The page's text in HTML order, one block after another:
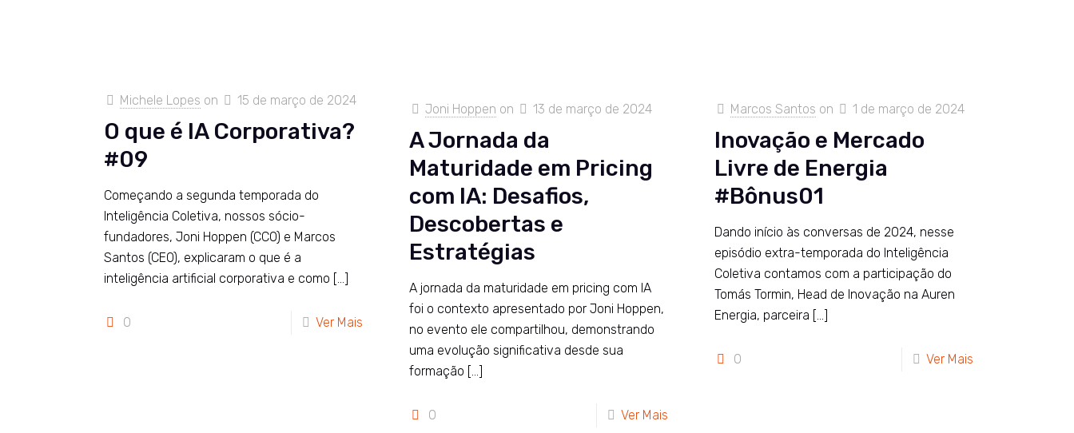
Michele Lopes on 15 de março de 2024
O que é IA Corporativa?
#09
Começando a segunda temporada do
Inteligência Coletiva, nossos sócio-
fundadores, Joni Hoppen (CCO) e Marcos
Santos (CEO), explicaram o que é a
inteligência artificial corporativa e como […]
0 Ver Mais
Joni Hoppen on 13 de março de 2024
A Jornada da
Maturidade em Pricing
com IA: Desafios,
Descobertas e
Estratégias
A jornada da maturidade em pricing com IA
foi o contexto apresentado por Joni Hoppen,
no evento ele compartilhou, demonstrando
uma evolução significativa desde sua
formação […]
0 Ver Mais
Marcos Santos on 1 de março de 2024
Inovação e Mercado
Livre de Energia
#Bônus01
Dando início às conversas de 2024, nesse
episódio extra-temporada do Inteligência
Coletiva contamos com a participação do
Tomás Tormin, Head de Inovação na Auren
Energia, parceira […]
0 Ver Mais